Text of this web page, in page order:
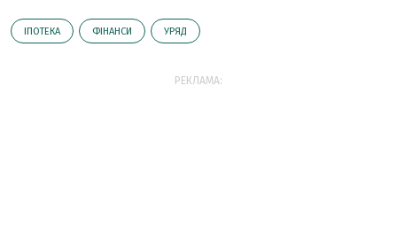
ІПОТЕКА ФІНАНСИ УРЯД
РЕКЛАМА: